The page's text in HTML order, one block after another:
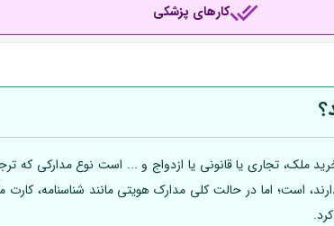
کارهای پزشکی
ملک، تجاری یا قانونی یا ازدواج و ... است نوع مدارکی که
است؛ اما در حالت کلی مدارک هویتی مانند شناسنامه،